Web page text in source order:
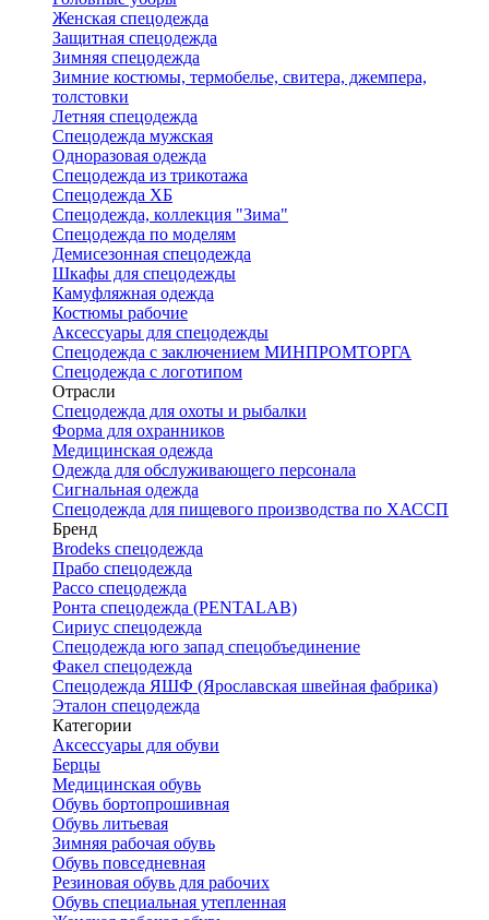
Женская спецодежда
Защитная спецодежда
Зимняя спецодежда
Зимние костюмы, термобелье, свитера, джемпера,
толстовки
Летняя спецодежда
Спецодежда мужская
Одноразовая одежда
Спецодежда из трикотажа
Спецодежда ХБ
Спецодежда, коллекция "Зима"
Спецодежда по моделям
Демисезонная спецодежда
Шкафы для спецодежды
Камуфляжная одежда
Костюмы рабочие
Аксессуары для спецодежды
Спецодежда с заключением МИНПРОМТОРГА
Спецодежда с логотипом
Отрасли
Спецодежда для охоты и рыбалки
Форма для охранников
Медицинская одежда
Одежда для обслуживающего персонала
Сигнальная одежда
Спецодежда для пищевого производства по ХАССП
Бренд
Brodeks спецодежда
Прабо спецодежда
Рассо спецодежда
Ронта спецодежда (PENTALAB)
Сириус спецодежда
Спецодежда юго запад спецобъединение
Факел спецодежда
Спецодежда ЯШФ (Ярославская швейная фабрика)
Эталон спецодежда
Категории
Аксессуары для обуви
Берцы
Медицинская обувь
Обувь бортопрошивная
Обувь литьевая
Зимняя рабочая обувь
Обувь повседневная
Резиновая обувь для рабочих
Обувь специальная утепленная